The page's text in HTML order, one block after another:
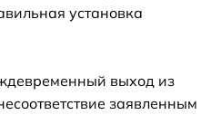
установка
выход из
заявленным